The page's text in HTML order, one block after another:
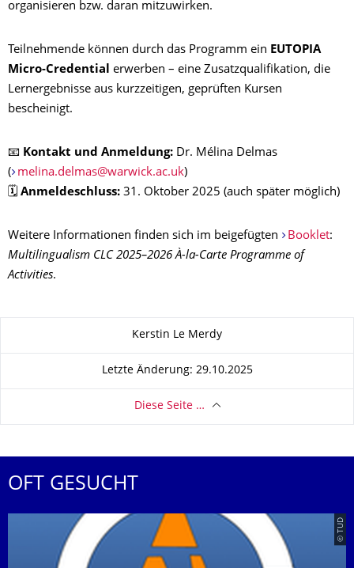
organisieren bzw. daran mitzuwirken.
Teilnehmende können durch das Programm ein EUTOPIA
Micro-Credential
erwerben – eine Zusatzqualifikation, die
Lernergebnisse aus kurzzeitigen, geprüften Kursen
bescheinigt.
📧 Kontakt und Anmeldung: Dr. Mélina Delmas
( melina.delmas@warwick.ac.uk)
🗓️ Anmeldeschluss: 31. Oktober 2025 (auch später möglich)
Weitere Informationen finden sich im beigefügten Booklet:
Multilingualism CLC 2025–2026 À-la-Carte Programme of
Activities.
Kerstin Le Merdy
Letzte Änderung: 29.10.2025
Diese Seite …
OFT GESUCHT
© TUD